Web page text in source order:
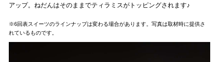
アップ。ねだんはそのままでティラミスがトッピングされます♪
※6回表スイーツのラインナップは変わる場合があります。写真は取材時に提供さ
れているものです。